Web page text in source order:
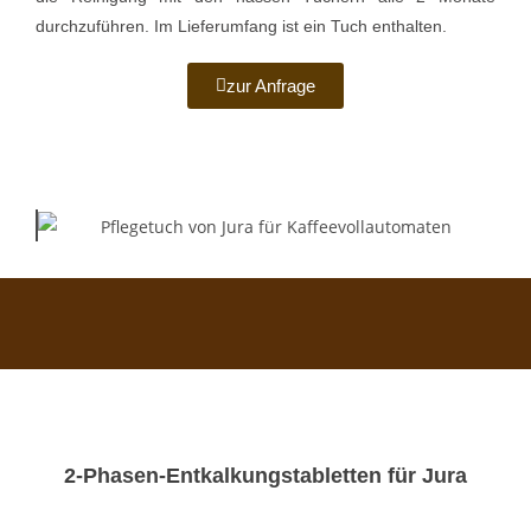
durchzuführen. Im Lieferumfang ist ein Tuch enthalten.
zur Anfrage
2-Phasen-Entkalkungstabletten für Jura